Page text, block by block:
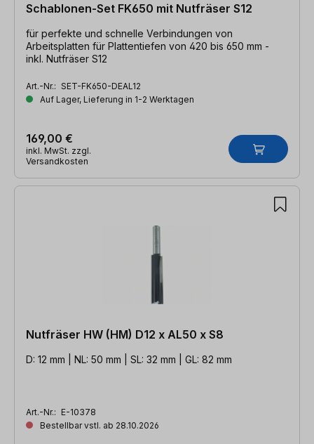
Schablonen-Set FK650 mit Nutfräser S12
für perfekte und schnelle Verbindungen von
Arbeitsplatten für Plattentiefen von 420 bis 650 mm -
inkl. Nutfräser S12
Art.-Nr.: SET-FK650-DEAL12
Auf Lager, Lieferung in 1-2 Werktagen
169,00 €
inkl. MwSt. zzgl.
Versandkosten
Nutfräser HW (HM) D12 x AL50 x S8
D: 12 mm | NL: 50 mm | SL: 32 mm | GL: 82 mm
Art.-Nr.: E-10378
Bestellbar vstl. ab 28.10.2026